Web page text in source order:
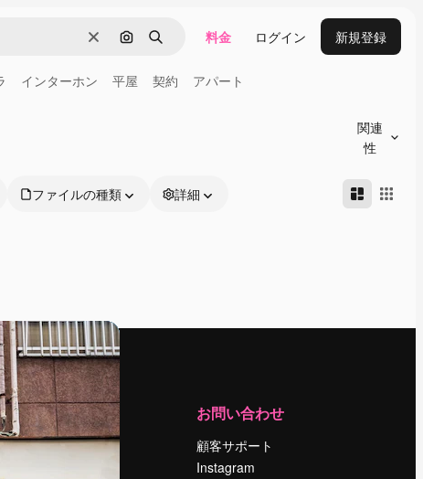
消去 画像で検索
検索 料金 ログイン 新規登録
インターホン 平屋 契約 アパート
関連
性
ファイルの種類 詳細
運営
料金
お問い合わせ
顧客サポート
Instagram